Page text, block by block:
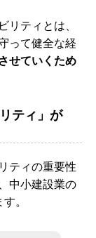
ティとは、
って健全な経
せていくため
ティ」が
ティの重要性
中小建設業の
。